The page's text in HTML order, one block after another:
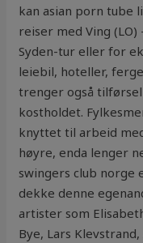
kan asian porn tube
reiser med Ving
Syden-tur eller for
leiebil, hoteller,
trenger også
kostholdet.
knyttet til arbeid
høyre, enda lenger
swingers club
dekke denne
artister som
Bye, Lars